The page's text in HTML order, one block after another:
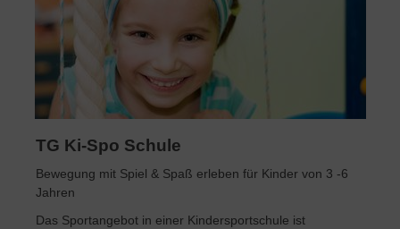
TG Ki-Spo Schule
Bewegung mit Spiel & Spaß erleben für Kinder von 3 -6
Jahren
Das Sportangebot in einer Kindersportschule ist